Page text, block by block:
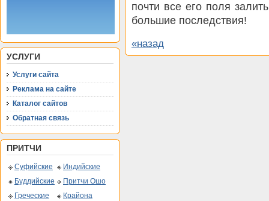
УСЛУГИ
Услуги сайта
Реклама на сайте
Каталог сайтов
Обратная связь
ПРИТЧИ
Суфийские
Индийские
Буддийские
Притчи Ошо
Греческие
Крайона
почти все его поля
большие последствия!
«назад